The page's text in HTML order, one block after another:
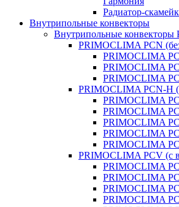
Радиатор-
Внутрипольные конвекторы
Внутрипольные конвекторы
PRIMOCLIMA PCN
PRIMOCLIMA
PRIMOCLIMA
PRIMOCLIMA
PRIMOCLIMA PCN-H
PRIMOCLIMA
PRIMOCLIMA
PRIMOCLIMA
PRIMOCLIMA
PRIMOCLIMA
PRIMOCLIMA PCV (c
PRIMOCLIMA
PRIMOCLIMA
PRIMOCLIMA
PRIMOCLIMA